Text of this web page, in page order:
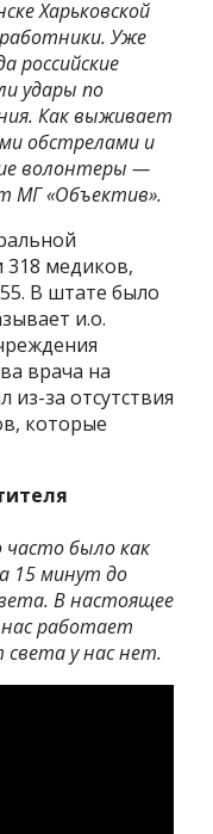
Харьковской
Уже
российские
удары по
Как выживает
обстрелами и
волонтеры —
МГ «Объектив».
318 медиков,
В штате было
и.о.
врача на
из-за отсутствия
которые
часто было как
15 минут до
В настоящее
работает
у нас нет.